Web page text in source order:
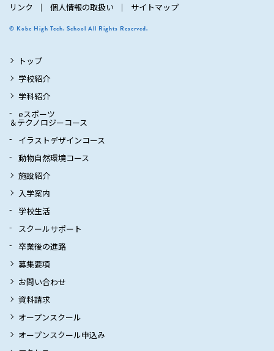
リンク 個人情報の取扱い サイトマップ
© Kobe High Tech. School All Rights Reserved.
トップ
学校紹介
学科紹介
eスポーツ
＆テクノロジーコース
イラストデザインコース
動物自然環境コース
施設紹介
入学案内
学校生活
スクールサポート
卒業後の進路
募集要項
お問い合わせ
資料請求
オープンスクール
オープンスクール申込み